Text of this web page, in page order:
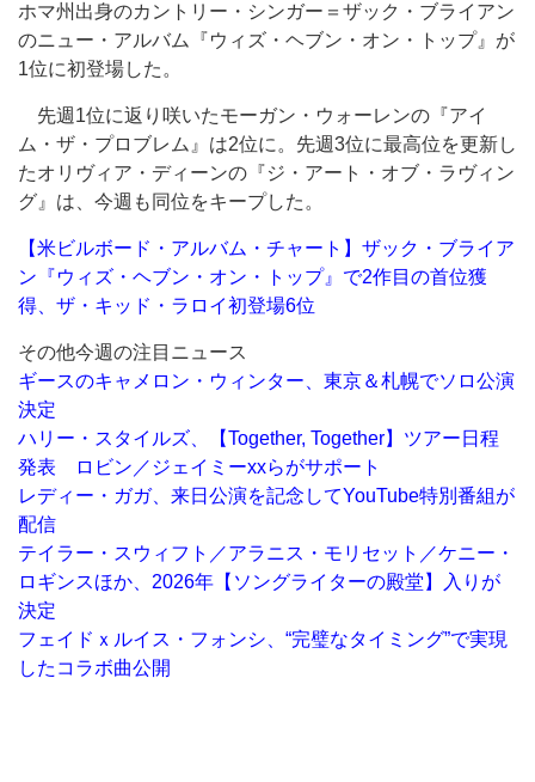
ホマ州出身のカントリー・シンガー＝ザック・ブライアン
のニュー・アルバム『ウィズ・ヘブン・オン・トップ』が
1位に初登場した。
先週1位に返り咲いたモーガン・ウォーレンの『アイ
ム・ザ・プロブレム』は2位に。先週3位に最高位を更新し
たオリヴィア・ディーンの『ジ・アート・オブ・ラヴィン
グ』は、今週も同位をキープした。
【米ビルボード・アルバム・チャート】ザック・ブライア
ン『ウィズ・ヘブン・オン・トップ』で2作目の首位獲
得、ザ・キッド・ラロイ初登場6位
その他今週の注目ニュース
ギースのキャメロン・ウィンター、東京＆札幌でソロ公演
決定
ハリー・スタイルズ、【Together, Together】ツアー日程
発表 ロビン／ジェイミーxxらがサポート
レディー・ガガ、来日公演を記念してYouTube特別番組が
配信
テイラー・スウィフト／アラニス・モリセット／ケニー・
ロギンスほか、2026年【ソングライターの殿堂】入りが
決定
フェイドｘルイス・フォンシ、“完璧なタイミング”で実現
したコラボ曲公開